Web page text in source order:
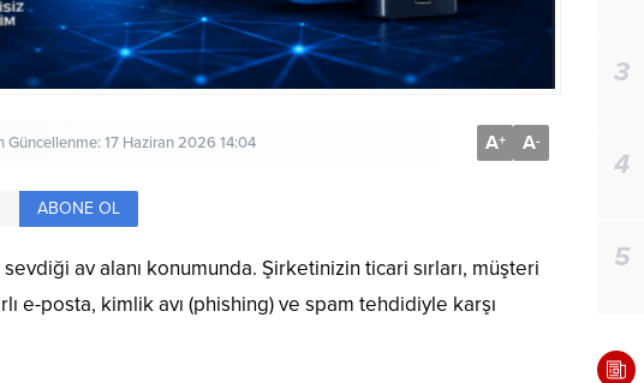
Güncellenme: 17 Haziran 2026 14:04 A+ A-
ABONE OL
av alanı konumunda. Şirketinizin ticari sırları, müşteri
e-posta, kimlik avı (phishing) ve spam tehdidiyle karşı
3
4
5